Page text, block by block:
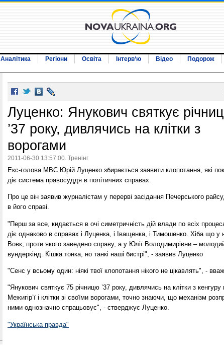
Аналітика Регіони Освіта Інтерв‘ю Відео Подорож
Луценко: Янукович святкує
’37 року, дивлячись на клітки з
ворогами
2011-06-30 13:57:00. Тренінг
Екс-голова МВС Юрій Луценко збирається заявити клопотання, які
діє система правосуддя в політичних справах.
Про це він заявив журналістам у перерві засідання Печерського
в його справі.
"Перш за все, кидається в очі симетричність дій влади по всіх
діє однаково в справах і Луценка, і Іващенка, і Тимошенко. Хіба що у
Вовк, проти якого заведено справу, а у Юлії Володимирівни –
вундеркінд. Кішка тонка, но танкі наші бистрі", - заявив Луценко
"Сенс у всьому один: ніякі твої клопотання нікого не цікавлять", -
"Янукович святкує 75 річницю ’37 року, дивлячись на клітки з кенгуру
Межигір’ї і клітки зі своїми ворогами, точно знаючи, що механізм
ними однозначно спрацьовує", - стверджує Луценко.
"Українська правда"